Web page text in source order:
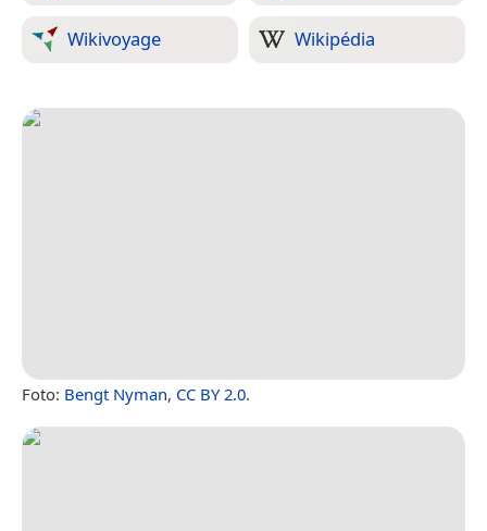
Wikivoyage Wikipédia
Foto: Bengt Nyman, CC BY 2.0.